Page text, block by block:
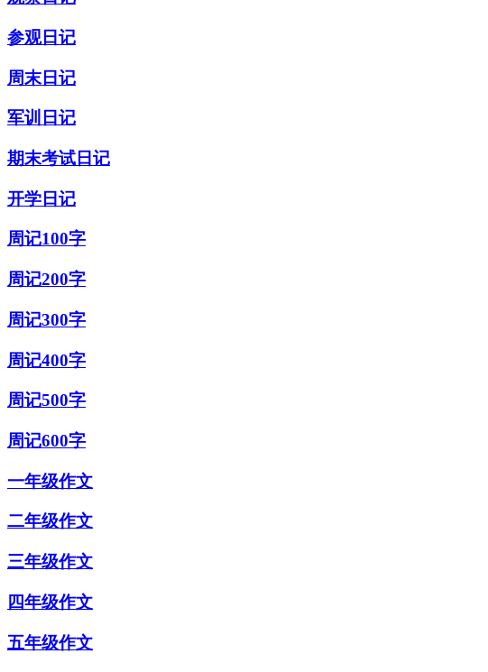
参观日记
周末日记
军训日记
期末考试日记
开学日记
周记100字
周记200字
周记300字
周记400字
周记500字
周记600字
一年级作文
二年级作文
三年级作文
四年级作文
五年级作文